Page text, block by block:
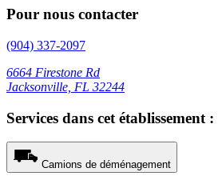
Pour nous contacter
(904) 337-2097
6664 Firestone Rd
Jacksonville, FL 32244
Services dans cet établissement :
Camions de déménagement